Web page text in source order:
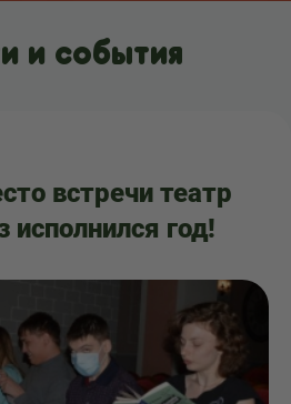
и события
встречи театр
исполнился год!